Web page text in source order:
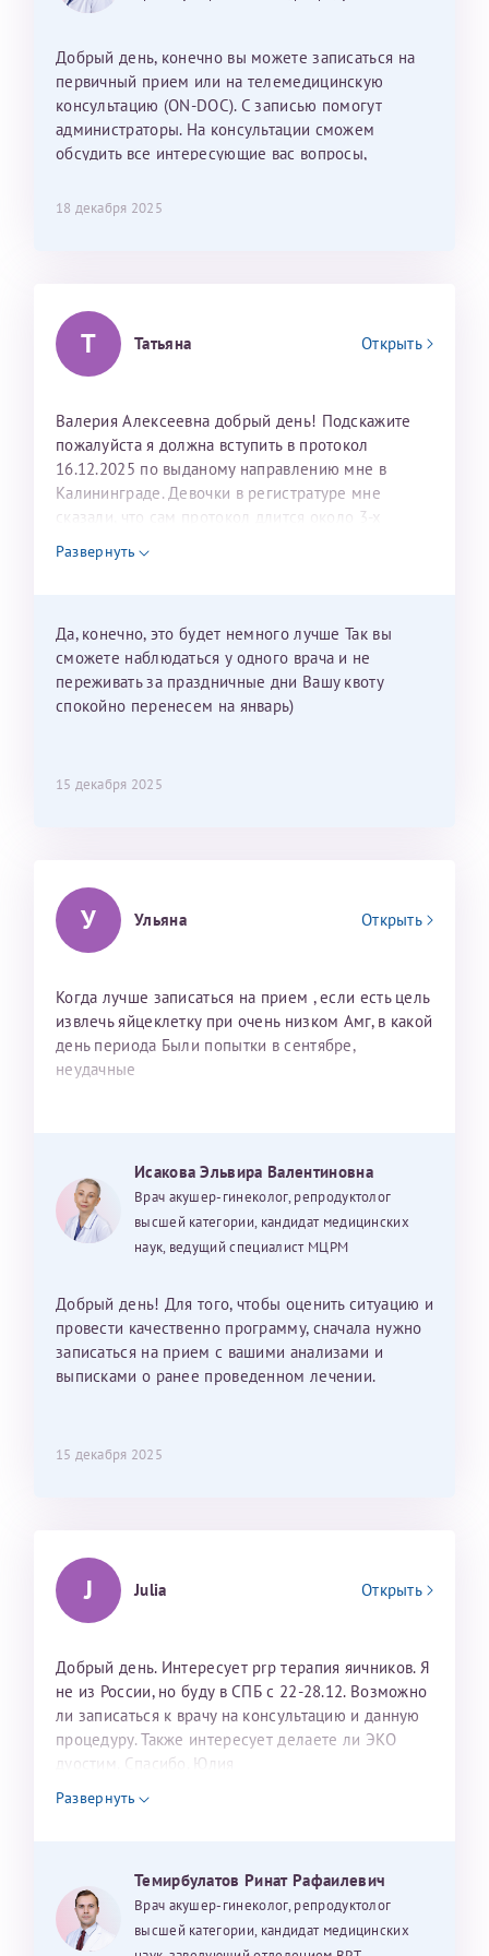
Наталью Викторовну. Тоже очень душевный человек.
лёгкое и простое. Вообще в данной клинике весь
персонал очень вежливый и чуткий, прям приятно
находиться. Мы собираемся туда ещё за вторым
ребёнком, и конечно же только к Ринату
Рафаильевичу, нашему волшебнику, без каких либо
26 июля 2026
Добрый день, конечно вы можете записаться на
первичный прием или на телемедицинскую
консультацию (ON-DOC). С записью помогут
администраторы. На консультации сможем
обсудить все интересующие вас вопросы,
18 декабря 2025
Т Татьяна Открыть
Валерия Алексеевна добрый день! Подскажите
пожалуйста я должна вступить в протокол
16.12.2025 по выданому направлению мне в
Калининграде. Девочки в регистратуре мне
сказали, что сам протокол длится около 3-х
недель и 3 недели я должна находится в Питере.
Можно мне новый год провести в Калининграде и
Развернуть
Да, конечно, это будет немного лучше Так вы
сможете наблюдаться у одного врача и не
переживать за праздничные дни Вашу квоту
спокойно перенесем на январь)
15 декабря 2025
У Ульяна Открыть
Когда лучше записаться на прием , если есть цель
извлечь яйцеклетку при очень низком Амг, в какой
день периода Были попытки в сентябре,
неудачные
Исакова Эльвира Валентиновна
Врач акушер-гинеколог, репродуктолог
высшей категории, кандидат медицинских
наук, ведущий специалист МЦРМ
Добрый день! Для того, чтобы оценить ситуацию и
провести качественно программу, сначала нужно
записаться на прием с вашими анализами и
выписками о ранее проведенном лечении.
15 декабря 2025
J Julia Открыть
Добрый день. Интересует prp терапия яичников. Я
не из России, но буду в СПБ с 22-28.12. Возможно
ли записаться к врачу на консультацию и данную
процедуру. Также интересует делаете ли ЭКО
дуостим. Спасибо. Юлия
Развернуть
Темирбулатов Ринат Рафаилевич
Врач акушер-гинеколог, репродуктолог
высшей категории, кандидат медицинских